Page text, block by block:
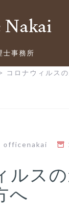
士事務所
> コロナウィルス
officenakai
ルス
へ